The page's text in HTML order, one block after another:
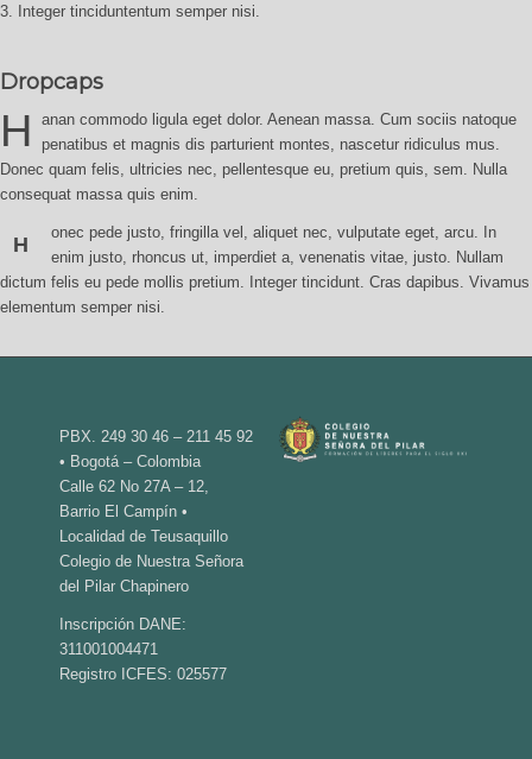
Integer tinciduntentum semper nisi.
Dropcaps
H
anan commodo ligula eget dolor. Aenean massa. Cum sociis natoque
penatibus et magnis dis parturient montes, nascetur ridiculus mus.
Donec quam felis, ultricies nec, pellentesque eu, pretium quis, sem. Nulla
consequat massa quis enim.
H
onec pede justo, fringilla vel, aliquet nec, vulputate eget, arcu. In
enim justo, rhoncus ut, imperdiet a, venenatis vitae, justo. Nullam
dictum felis eu pede mollis pretium. Integer tincidunt. Cras dapibus. Vivamus
elementum semper nisi.
PBX. 249 30 46 – 211 45 92
• Bogotá – Colombia
Calle 62 No 27A – 12,
Barrio El Campín •
Localidad de Teusaquillo
Colegio de Nuestra Señora
del Pilar Chapinero
Inscripción DANE:
311001004471
Registro ICFES: 025577